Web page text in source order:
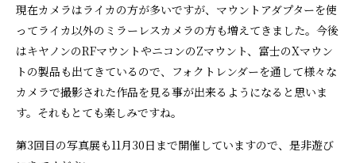
現在カメラはライカの方が多いですが、マウントアダプターを使
ってライカ以外のミラーレスカメラの方も増えてきました。今後
はキヤノンのRFマウントやニコンのZマウント、富士のXマウン
トの製品も出てきているので、フォクトレンダーを通して様々な
カメラで撮影された作品を見る事が出来るようになると思いま
す。それもとても楽しみですね。
第3回目の写真展も11月30日まで開催していますので、是非遊び